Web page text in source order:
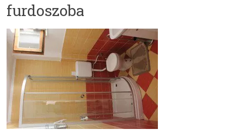
furdoszoba